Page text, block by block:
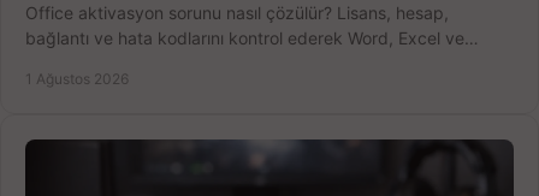
Office aktivasyon sorunu nasıl çözülür? Lisans, hesap,
bağlantı ve hata kodlarını kontrol ederek Word, Excel ve
1 Ağustos 2026